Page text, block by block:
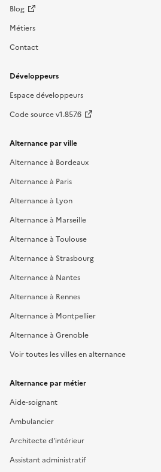
Blog
Métiers
Contact
Développeurs
Espace développeurs
Code source v1.857.6
Alternance par ville
Alternance à Bordeaux
Alternance à Paris
Alternance à Lyon
Alternance à Marseille
Alternance à Toulouse
Alternance à Strasbourg
Alternance à Nantes
Alternance à Rennes
Alternance à Montpellier
Alternance à Grenoble
Voir toutes les villes en alternance
Alternance par métier
Aide-soignant
Ambulancier
Architecte d'intérieur
Assistant administratif